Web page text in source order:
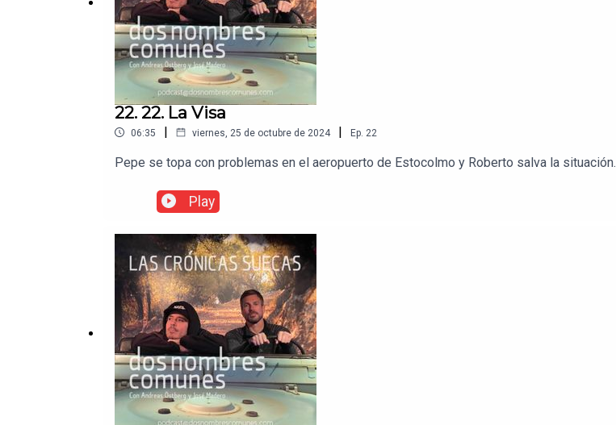
22. 22. La Visa
06:35 | viernes, 25 de octubre de 2024 | Ep. 22
Pepe se topa con problemas en el aeropuerto de Estocolmo y Roberto salva la situación.
Play